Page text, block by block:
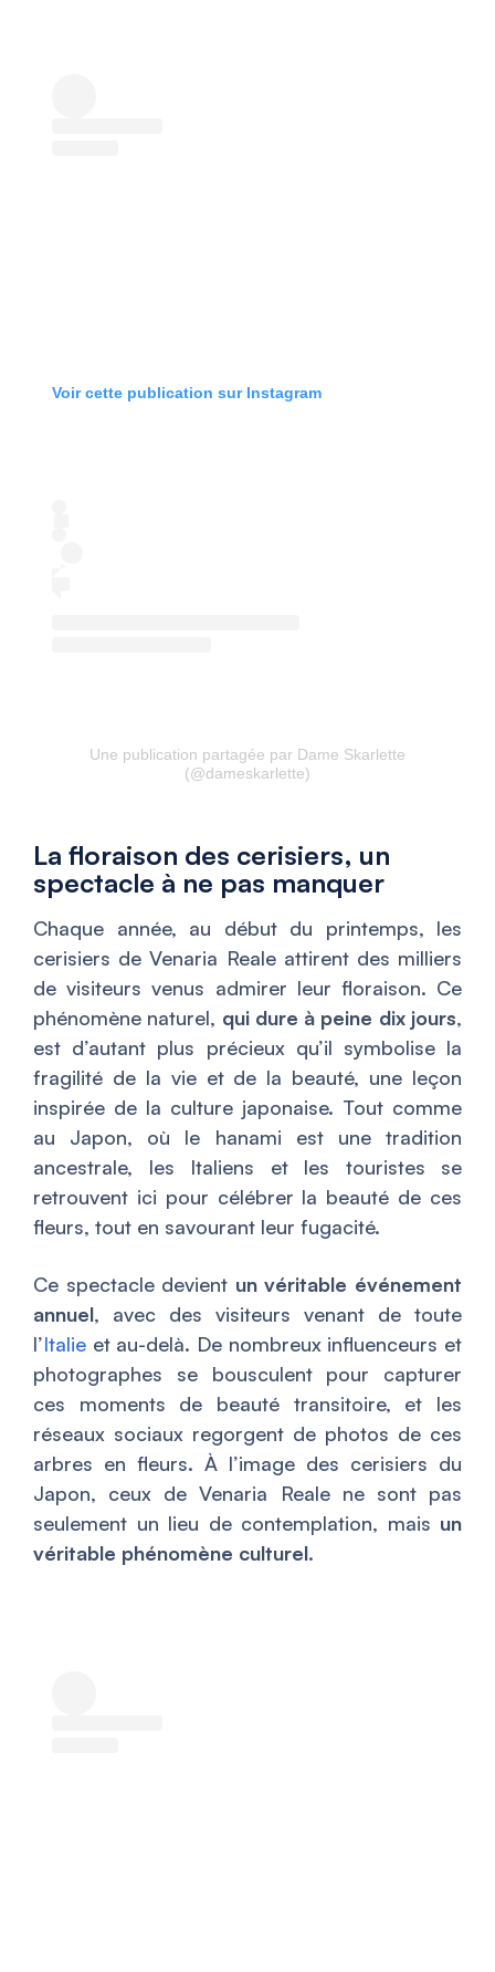
Voir cette publication sur Instagram
Une publication partagée par Dame Skarlette
(@dameskarlette)
La floraison des cerisiers, un
spectacle à ne pas manquer
Chaque année, au début du printemps, les
cerisiers de Venaria Reale attirent des milliers
de visiteurs venus admirer leur floraison. Ce
phénomène naturel, qui dure à peine dix jours,
est d’autant plus précieux qu’il symbolise la
fragilité de la vie et de la beauté, une leçon
inspirée de la culture japonaise. Tout comme
au Japon, où le hanami est une tradition
ancestrale, les Italiens et les touristes se
retrouvent ici pour célébrer la beauté de ces
fleurs, tout en savourant leur fugacité.
Ce spectacle devient un véritable événement
annuel, avec des visiteurs venant de toute
l’Italie et au-delà. De nombreux influenceurs et
photographes se bousculent pour capturer
ces moments de beauté transitoire, et les
réseaux sociaux regorgent de photos de ces
arbres en fleurs. À l’image des cerisiers du
Japon, ceux de Venaria Reale ne sont pas
seulement un lieu de contemplation, mais un
véritable phénomène culturel.